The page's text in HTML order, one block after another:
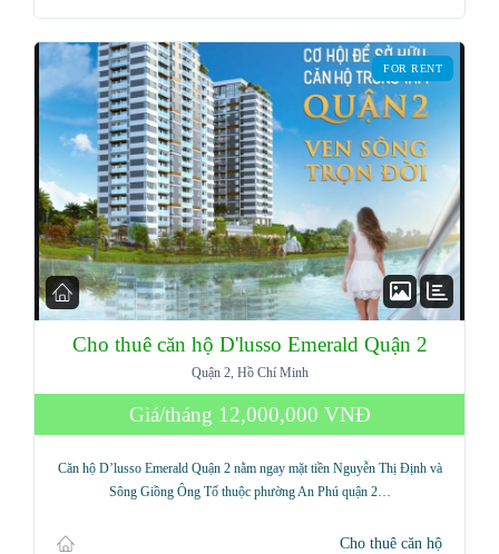
FOR RENT
Cho thuê căn hộ D'lusso Emerald Quận 2
Quận 2, Hồ Chí Minh
Giá/tháng 12,000,000 VNĐ
Căn hộ D’lusso Emerald Quận 2 nằm ngay mặt tiền Nguyễn Thị Định và
Sông Giồng Ông Tố thuộc phường An Phú quận 2…
Cho thuê căn hộ
Log in
Don't have an account?Sign Up